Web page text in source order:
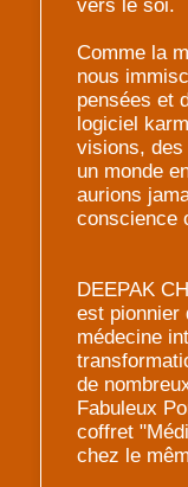
vers le soi.
Comme la
nous
pensées et
logiciel
visions, des
un monde
aurions
conscience
DEEPAK
est pionnier
médecine
de
Fabuleux
coffret
chez le